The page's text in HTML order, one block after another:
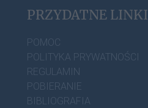
PRZYDATNE LINKI
POMOC
POLITYKA PRYWATNOŚCI
REGULAMIN
POBIERANIE
BIBLIOGRAFIA